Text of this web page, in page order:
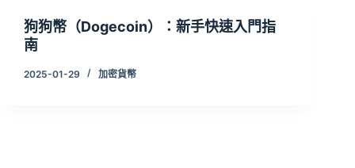
狗狗幣（Dogecoin）：新手快速入門指
南
2025-01-29 加密貨幣